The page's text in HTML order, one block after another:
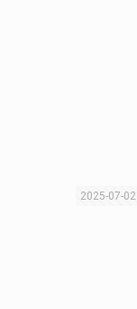
2025-07-02